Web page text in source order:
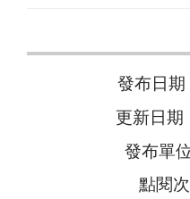
發布日
更新日
發布單
點閱